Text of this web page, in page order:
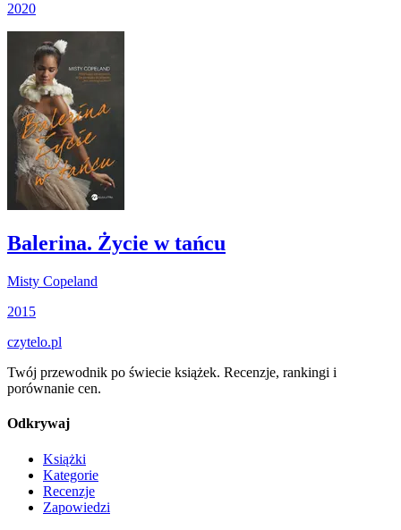
2020
Balerina. Życie w tańcu
Misty Copeland
2015
czytelo.pl
Twój przewodnik po świecie książek. Recenzje, rankingi i
porównanie cen.
Odkrywaj
Książki
Kategorie
Recenzje
Zapowiedzi